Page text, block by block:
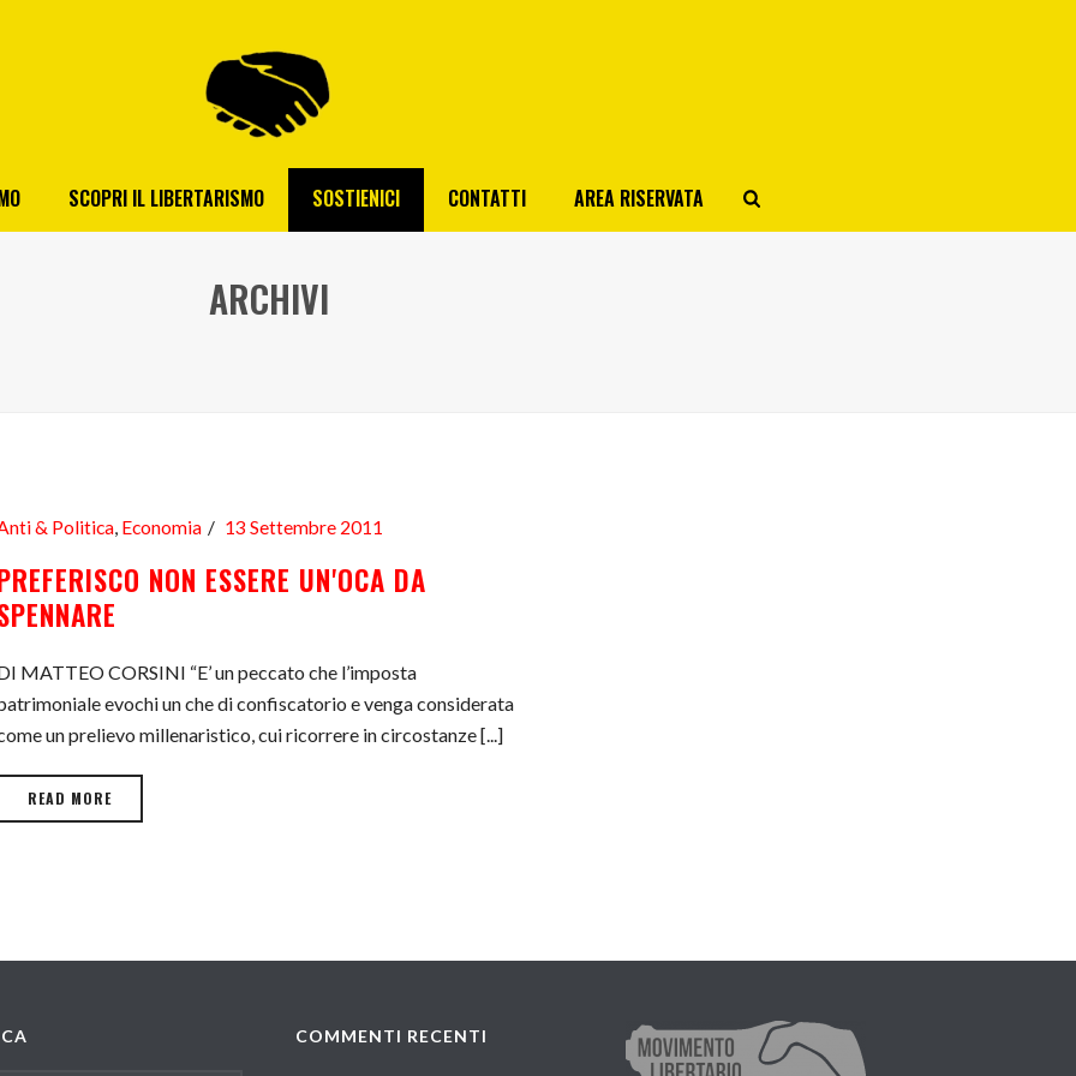
SCOPRI IL LIBERTARISMO SOSTIENICI CONTATTI AREA RISERVATA
ARCHIVI
& Politica, Economia 13 Settembre 2011
NON ESSERE UN'OCA DA
MATTEO CORSINI “E’ un peccato che l’imposta
evochi un che di confiscatorio e venga considerata
un prelievo millenaristico, cui ricorrere in circostanze [...]
READ MORE
COMMENTI RECENTI